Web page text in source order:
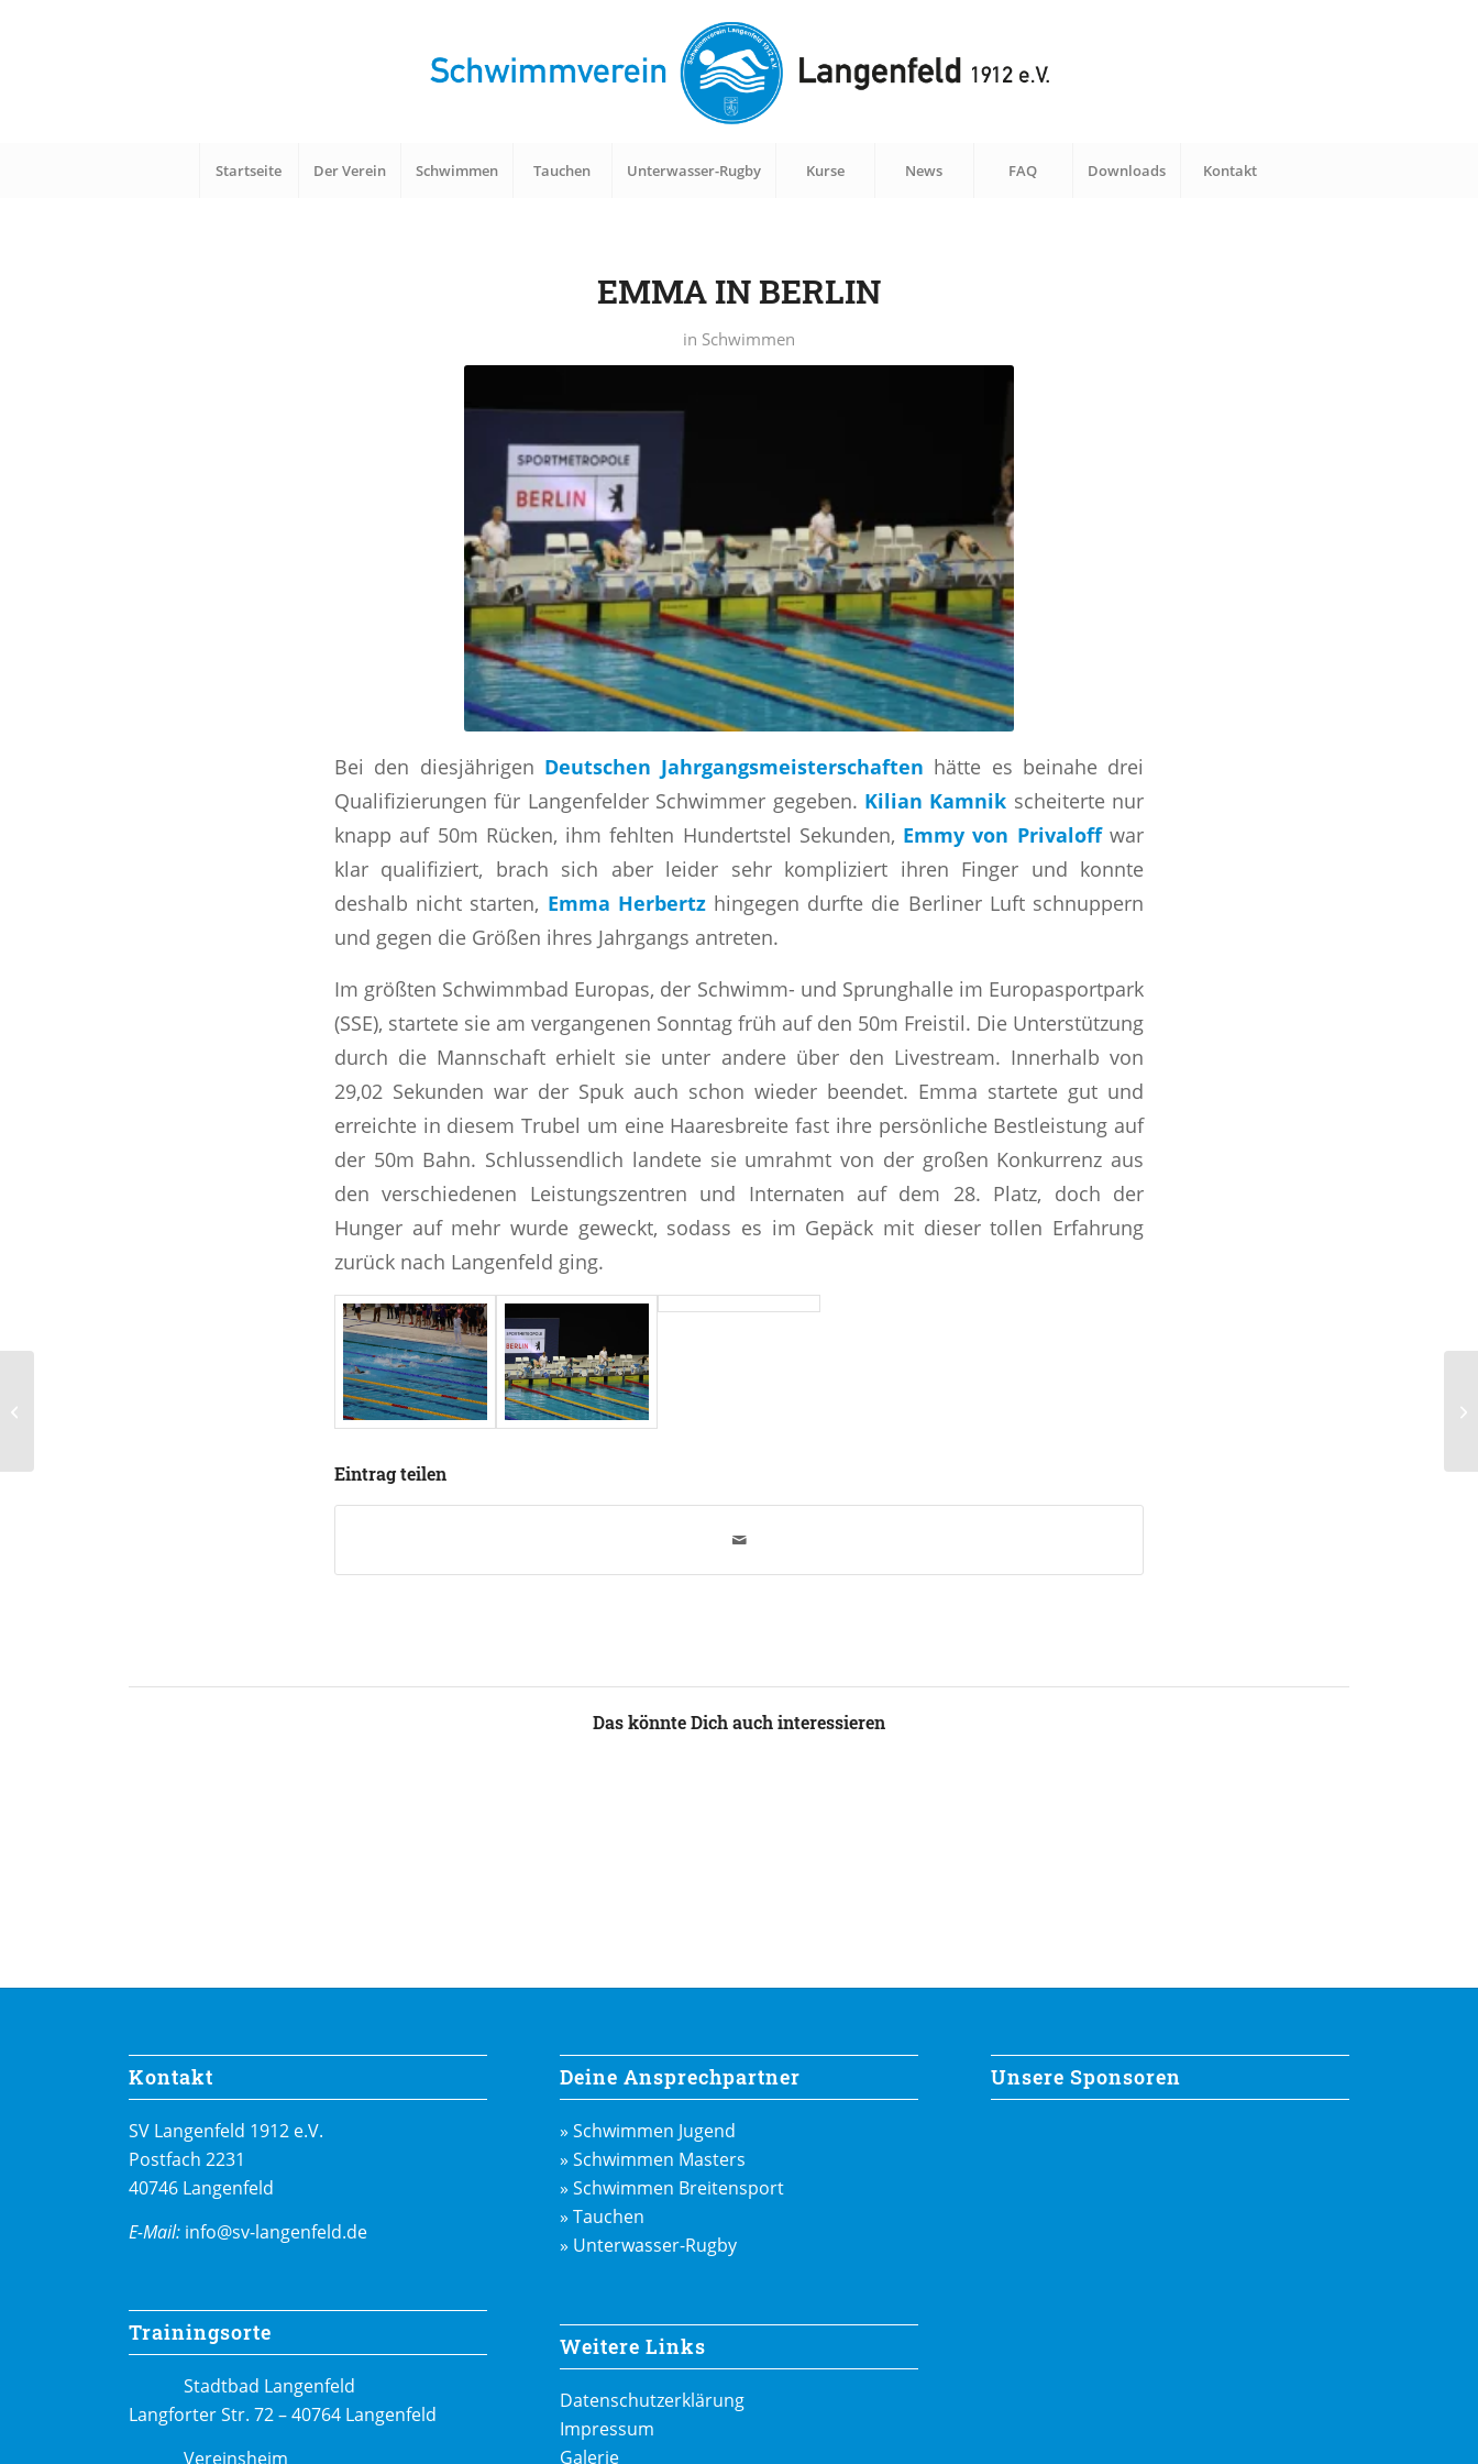
Startseite Der Verein Schwimmen Tauchen Unterwasser-Rugby Kurse News FAQ Downloads Kontakt
EMMA IN BERLIN
in Schwimmen
Bei den diesjährigen Deutschen Jahrgangsmeisterschaften hätte es beinahe drei
Qualifizierungen für Langenfelder Schwimmer gegeben. Kilian Kamnik scheiterte nur
knapp auf 50m Rücken, ihm fehlten Hundertstel Sekunden, Emmy von Privaloffwar
klar qualifiziert, brach sich aber leider sehr kompliziert ihren Finger und konnte
deshalb nicht starten, Emma Herbertzhingegen durfte die Berliner Luft schnuppern
und gegen die Größen ihres Jahrgangs antreten.
Im größten Schwimmbad Europas, der Schwimm- und Sprunghalle im Europasportpark
(SSE), startete sie am vergangenen Sonntag früh auf den 50m Freistil. Die Unterstützung
durch die Mannschaft erhielt sie unter andere über den Livestream. Innerhalb von
29,02 Sekunden war der Spuk auch schon wieder beendet. Emma startete gut und
erreichte in diesem Trubel um eine Haaresbreite fast ihre persönliche Bestleistung auf
der 50m Bahn. Schlussendlich landete sie umrahmt von der großen Konkurrenz aus
den verschiedenen Leistungszentren und Internaten auf dem 28. Platz, doch der
Hunger auf mehr wurde geweckt, sodass es im Gepäck mit dieser tollen Erfahrung
zurück nach Langenfeld ging.
Eintrag teilen
Das könnte Dich auch interessieren
Kontakt
SV Langenfeld 1912 e.V.
Postfach 2231
40746 Langenfeld
E-Mail: info@sv-langenfeld.de
Trainingsorte
Stadtbad Langenfeld
Langforter Str. 72 – 40764 Langenfeld
Vereinsheim
Deine Ansprechpartner
» Schwimmen Jugend
» Schwimmen Masters
» Schwimmen Breitensport
» Tauchen
» Unterwasser-Rugby
Weitere Links
Datenschutzerklärung
Impressum
Galerie
Unsere Sponsoren